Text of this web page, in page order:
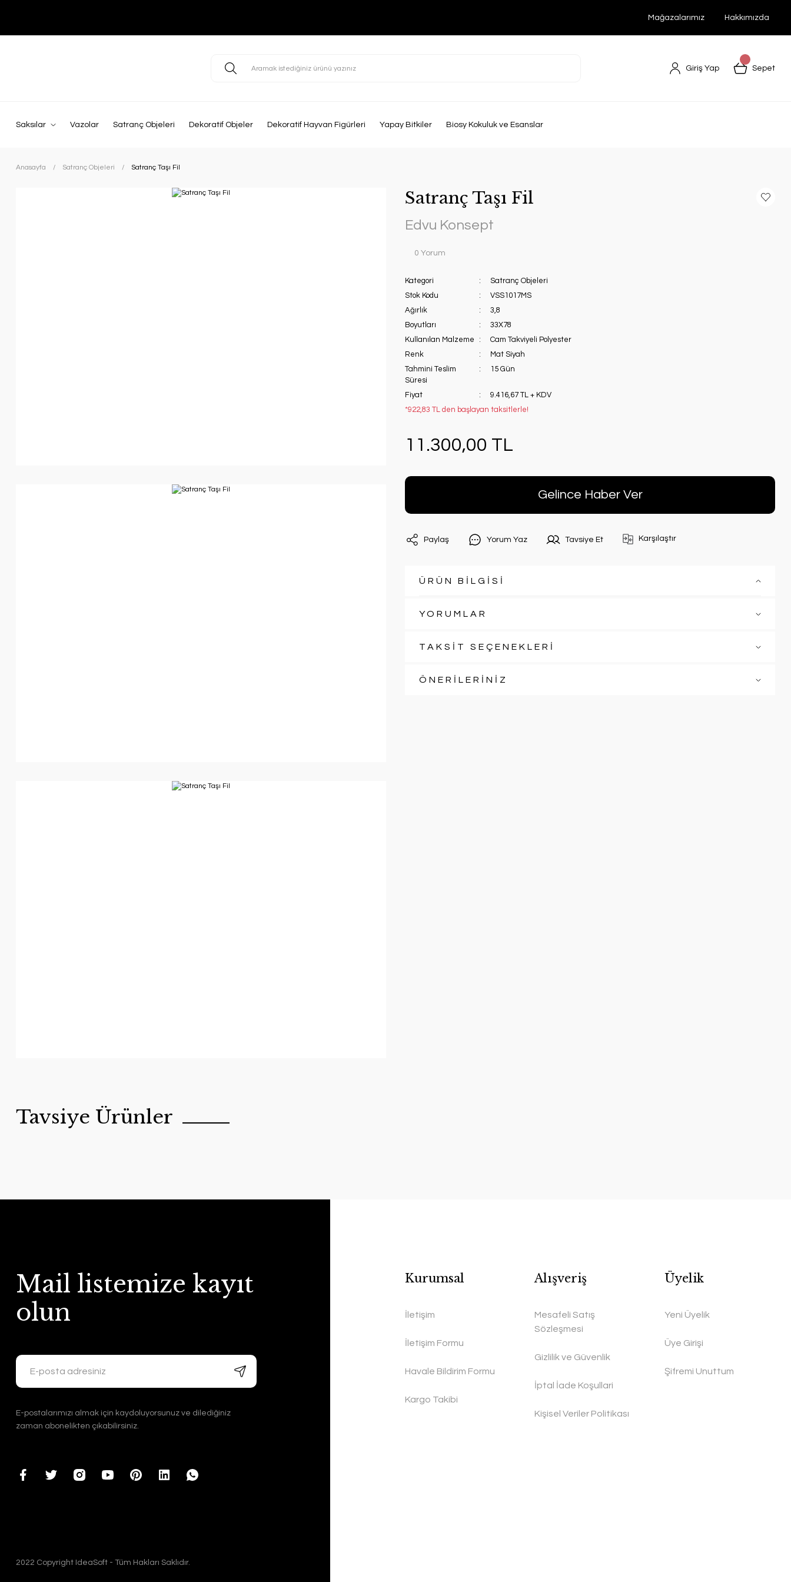
Mağazalarımız Hakkımızda
Giriş Yap Sepet
Saksılar Vazolar Satranç Objeleri Dekoratif Objeler Dekoratif Hayvan Figürleri Yapay Bitkiler Biosy Kokuluk ve Esanslar
Anasayfa Satranç Objeleri Satranç Taşı Fil
Satranç Taşı Fil
Edvu Konsept
0 Yorum
Kategori
Satranç Objeleri
Stok Kodu
VSS1017MS
Ağırlık
3,8
Boyutları
33X78
Kullanılan Malzeme
Cam Takviyeli Polyester
Renk
Mat Siyah
Tahmini Teslim
Süresi
15 Gün
Fiyat
9.416,67 TL + KDV
*922,83 TL den başlayan taksitlerle!
11.300,00 TL
Gelince Haber Ver
Paylaş Yorum Yaz Tavsiye Et Karşılaştır
ÜRÜN BİLGİSİ
YORUMLAR
TAKSİT SEÇENEKLERİ
ÖNERİLERİNİZ
Tavsiye Ürünler
Edvu Konsept Edvu Konsept Edvu Konsept
11.300,00 TL
Mail listemize kayıt
olun
E-postalarımızı almak için kaydoluyorsunuz ve dilediğiniz
zaman abonelikten çıkabilirsiniz.
Kurumsal
İletişim
İletişim Formu
Havale Bildirim Formu
Kargo Takibi
Alışveriş
Mesafeli Satış
Sözleşmesi
Gizlilik ve Güvenlik
İptal İade Koşullari
Kişisel Veriler Politikası
Üyelik
Yeni Üyelik
Üye Girişi
Şifremi Unuttum
2022 Copyright IdeaSoft - Tüm Hakları Saklıdır.